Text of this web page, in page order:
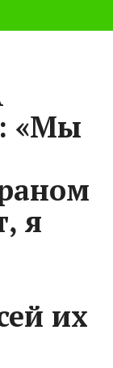
«Мы
я
их